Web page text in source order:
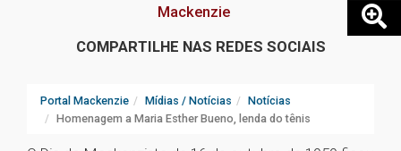
Mackenzie
COMPARTILHE NAS REDES SOCIAIS
Portal Mackenzie Mídias / Notícias
Notícias
Homenagem a Maria Esther Bueno, lenda do tênis